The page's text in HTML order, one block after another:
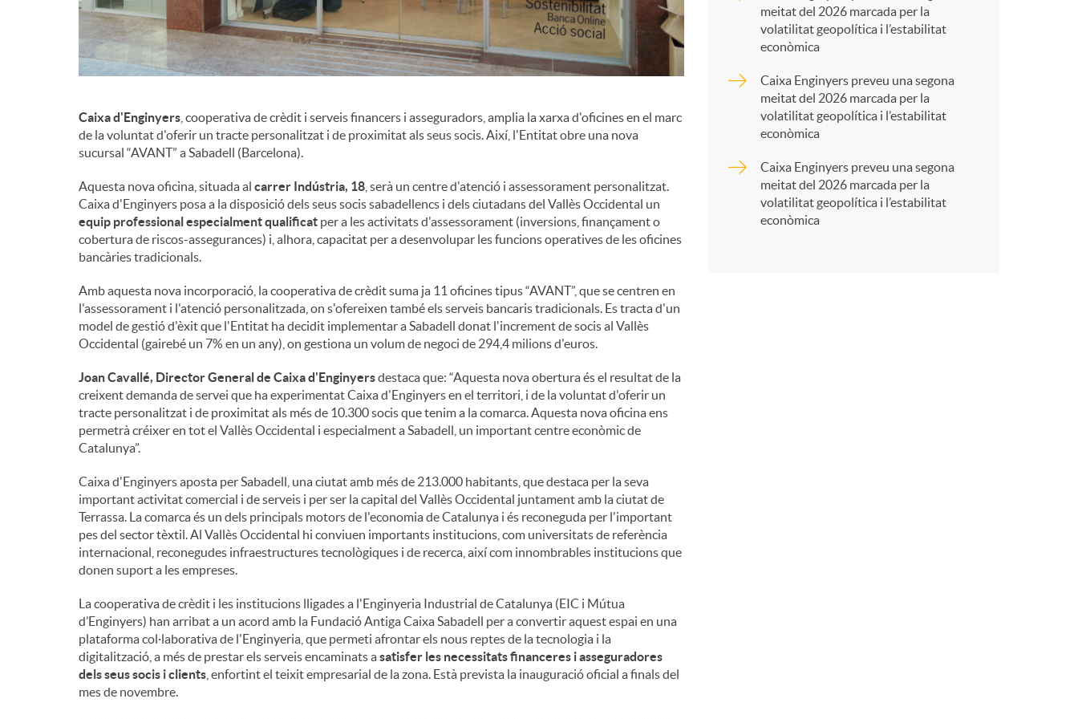
Caixa d'Enginyers , cooperativa de crèdit i serveis financers i asseguradors, amplia la xarxa d'oficines en el marc
de la voluntat d'oferir un tracte personalitzat i de proximitat als seus socis. Així, l'Entitat obre una nova
sucursal “AVANT” a Sabadell (Barcelona).
Aquesta nova oficina, situada al carrer Indústria, 18 , serà un centre d'atenció i assessorament personalitzat.
Caixa d'Enginyers posa a la disposició dels seus socis sabadellencs i dels ciutadans del Vallès Occidental un
equip professional especialment qualificat per a les activitats d'assessorament (inversions, finançament o
cobertura de riscos-assegurances) i, alhora, capacitat per a desenvolupar les funcions operatives de les oficines
bancàries tradicionals.
Amb aquesta nova incorporació, la cooperativa de crèdit suma ja 11 oficines tipus “AVANT”, que se centren en
l'assessorament i l'atenció personalitzada, on s'ofereixen també els serveis bancaris tradicionals. Es tracta d'un
model de gestió d'èxit que l'Entitat ha decidit implementar a Sabadell donat l'increment de socis al Vallès
Occidental (gairebé un 7% en un any), on gestiona un volum de negoci de 294,4 milions d'euros.
Joan Cavallé, Director General de Caixa d'Enginyersdestaca que: “Aquesta nova obertura és el resultat de la
creixent demanda de servei que ha experimentat Caixa d'Enginyers en el territori, i de la voluntat d'oferir un
tracte personalitzat i de proximitat als més de 10.300 socis que tenim a la comarca. Aquesta nova oficina ens
permetrà créixer en tot el Vallès Occidental i especialment a Sabadell, un important centre econòmic de
Catalunya”.
Caixa d'Enginyers aposta per Sabadell, una ciutat amb més de 213.000 habitants, que destaca per la seva
important activitat comercial i de serveis i per ser la capital del Vallès Occidental juntament amb la ciutat de
Terrassa. La comarca és un dels principals motors de l'economia de Catalunya i és reconeguda per l'important
pes del sector tèxtil. Al Vallès Occidental hi conviuen importants institucions, com universitats de referència
internacional, reconegudes infraestructures tecnològiques i de recerca, així com innombrables institucions que
donen suport a les empreses.
La cooperativa de crèdit i les institucions lligades a l'Enginyeria Industrial de Catalunya (EIC i Mútua
d’Enginyers) han arribat a un acord amb la Fundació Antiga Caixa Sabadell per a convertir aquest espai en una
plataforma col·laborativa de l'Enginyeria, que permeti afrontar els nous reptes de la tecnologia i la
digitalització, a més de prestar els serveis encaminats asatisfer les necessitats financeres i asseguradores
dels seus socis i clients , enfortint el teixit empresarial de la zona. Està prevista la inauguració oficial a finals del
mes de novembre.
meitat del 2026 marcada per la
volatilitat geopolítica i l’estabilitat
econòmica
Caixa Enginyers preveu una segona
meitat del 2026 marcada per la
volatilitat geopolítica i l’estabilitat
econòmica
Caixa Enginyers preveu una segona
meitat del 2026 marcada per la
volatilitat geopolítica i l’estabilitat
econòmica